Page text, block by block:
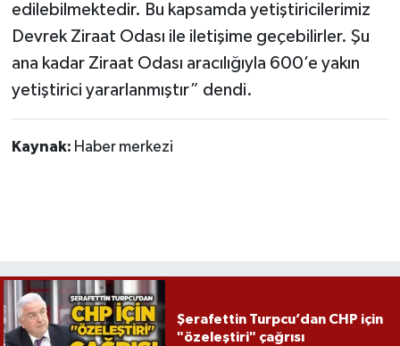
edilebilmektedir. Bu kapsamda yetiştiricilerimiz
Devrek Ziraat Odası ile iletişime geçebilirler. Şu
ana kadar Ziraat Odası aracılığıyla 600’e yakın
yetiştirici yararlanmıştır” dendi.
Kaynak: Haber merkezi
Şerafettin Turpcu’dan CHP için
"özeleştiri" çağrısı
Kültür - Sanat
MAGAZİN
Resmi İlan
SİYASET
Spor